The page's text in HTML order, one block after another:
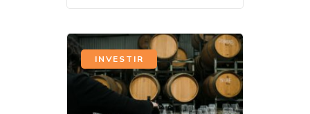
INVESTIR